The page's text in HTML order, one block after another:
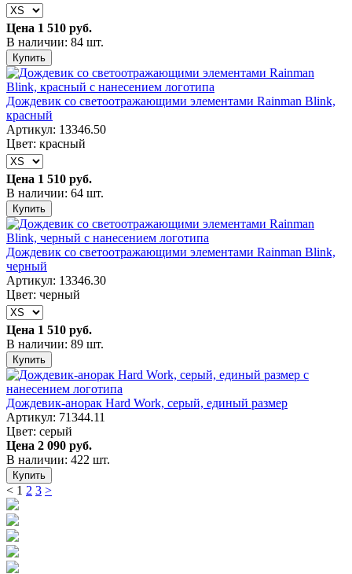
Цена 1 510 руб.
В наличии: 84 шт.
Купить
Дождевик со светоотражающими элементами Rainman Blink,
красный
Артикул: 13346.50
Цвет: красный
Цена 1 510 руб.
В наличии: 64 шт.
Купить
Дождевик со светоотражающими элементами Rainman Blink,
черный
Артикул: 13346.30
Цвет: черный
Цена 1 510 руб.
В наличии: 89 шт.
Купить
Дождевик-анорак Hard Work, серый, единый размер
Артикул: 71344.11
Цвет: серый
Цена 2 090 руб.
В наличии: 422 шт.
Купить
< 1 2 3 >